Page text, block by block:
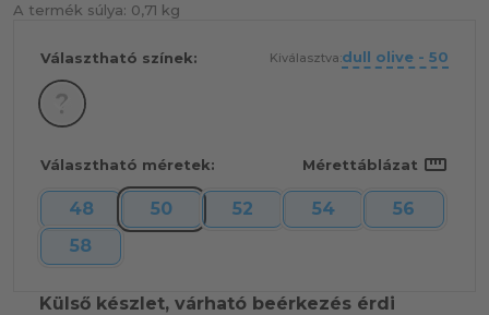
A termék súlya: 0,71 kg
Választható színek: Kiválasztva:dull olive - 50
Választható méretek: Mérettáblázat straighten
48 50 52 54
56
58
Külső készlet, várható beérkezés érdi